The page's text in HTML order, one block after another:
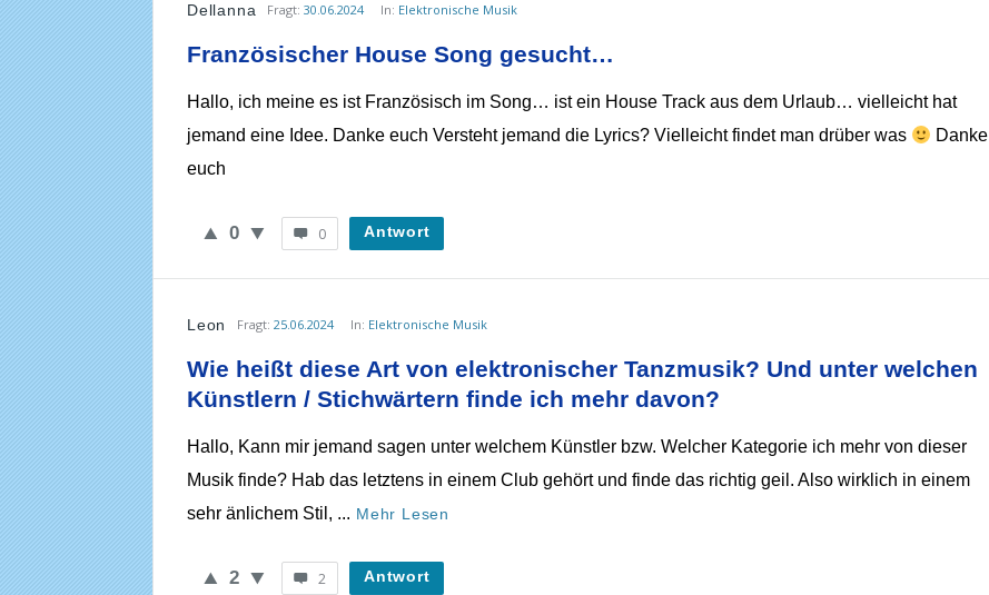
Dellanna Fragt: 30.06.2024 In: Elektronische Musik
Französischer House Song gesucht…
Hallo, ich meine es ist Französisch im Song… ist ein House Track aus dem Urlaub… vielleicht hat
jemand eine Idee. Danke euch Versteht jemand die Lyrics? Vielleicht findet man drüber was
Danke
euch
0 0 Antwort
Leon Fragt: 25.06.2024 In: Elektronische Musik
Wie heißt diese Art von elektronischer Tanzmusik? Und unter welchen
Künstlern / Stichwärtern finde ich mehr davon?
Hallo, Kann mir jemand sagen unter welchem Künstler bzw. Welcher Kategorie ich mehr von dieser
Musik finde? Hab das letztens in einem Club gehört und finde das richtig geil. Also wirklich in einem
sehr änlichem Stil, ... Mehr Lesen
2 2 Antwort